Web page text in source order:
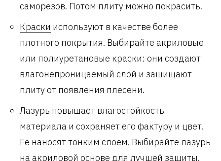
саморезов. Потом плиту можно покрасить.
Краски используют в качестве более
плотного покрытия. Выбирайте акриловые
или полиуретановые краски: они создают
влагонепроницаемый слой и защищают
плиту от появления плесени.
Лазурь повышает влагостойкость
материала и сохраняет его фактуру и цвет.
Ее наносят тонким слоем. Выбирайте лазурь
на акриловой основе для лучшей защиты.